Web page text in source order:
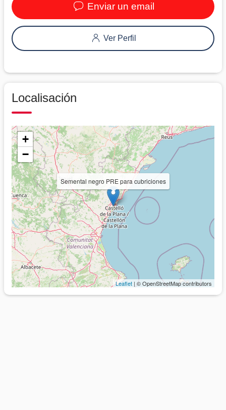
Enviar un email
Ver Perfil
Localisación
Semental negro PRE para cubriciones
+
−
Leaflet | © OpenStreetMap contributors